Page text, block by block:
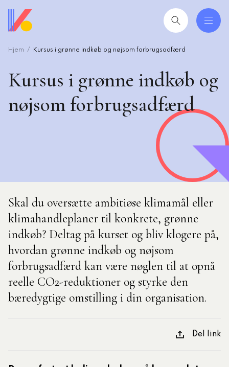
hovedindhold
Hjem Kursus i grønne indkøb og nøjsom forbrugsadfærd
Kursus i grønne indkøb og
nøjsom forbrugsadfærd
Skal du oversætte ambitiøse klimamål eller
klimahandleplaner til konkrete, grønne
indkøb? Deltag på kurset og bliv klogere på,
hvordan grønne indkøb og nøjsom
forbrugsadfærd kan være nøglen til at opnå
reelle CO2-reduktioner og styrke den
bæredygtige omstilling i din organisation.
Del link
artikler
Ledere der lykkes
Formidler- og
moduler – Kommunom